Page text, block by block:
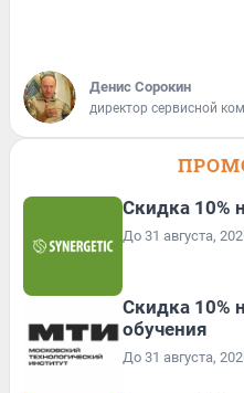
Денис Сорокин
директор сервисной
Скидка 10%
До 31 августа,
Скидка 10%
обучения
До 31 августа,